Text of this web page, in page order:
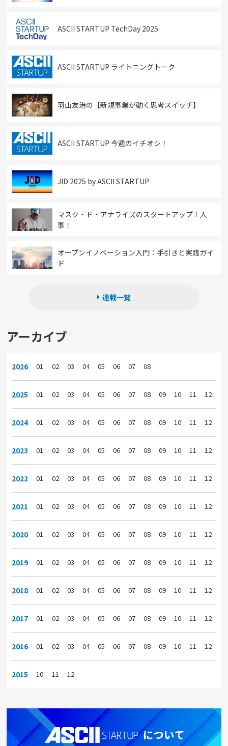
ASCII STARTUP TechDay 2025
ASCII STARTUP ライトニングトーク
羽山友治の【新規事業が動く思考スイッチ】
ASCII STARTUP 今週のイチオシ！
JID 2025 by ASCII STARTUP
マスク・ド・アナライズのスタートアップ！人
事！
オープンイノベーション入門：手引きと実践ガイ
ド
連載一覧
アーカイブ
2026 01 02 03 04 05 06 07 08
2025 01 02 03 04 05 06 07 08 09 10 11 12
2024 01 02 03 04 05 06 07 08 09 10 11 12
2023 01 02 03 04 05 06 07 08 09 10 11 12
2022 01 02 03 04 05 06 07 08 09 10 11 12
2021 01 02 03 04 05 06 07 08 09 10 11 12
2020 01 02 03 04 05 06 07 08 09 10 11 12
2019 01 02 03 04 05 06 07 08 09 10 11 12
2018 01 02 03 04 05 06 07 08 09 10 11 12
2017 01 02 03 04 05 06 07 08 09 10 11 12
2016 01 02 03 04 05 06 07 08 09 10 11 12
2015 10 11 12